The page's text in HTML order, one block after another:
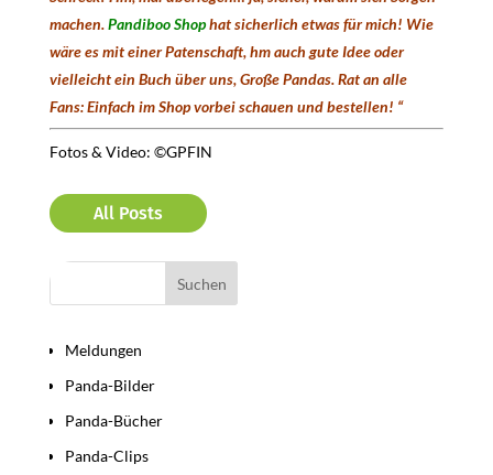
machen.Pandiboo Shophat sicherlich etwas für mich! Wie
wäre es mit einer Patenschaft, hm auch gute Idee oder
vielleicht ein Buch über uns, Große Pandas. Rat an alle
Fans: Einfach im Shop vorbei schauen und bestellen! “
Fotos & Video: ©GPFIN
All Posts
Meldungen
Panda-Bilder
Panda-Bücher
Panda-Clips